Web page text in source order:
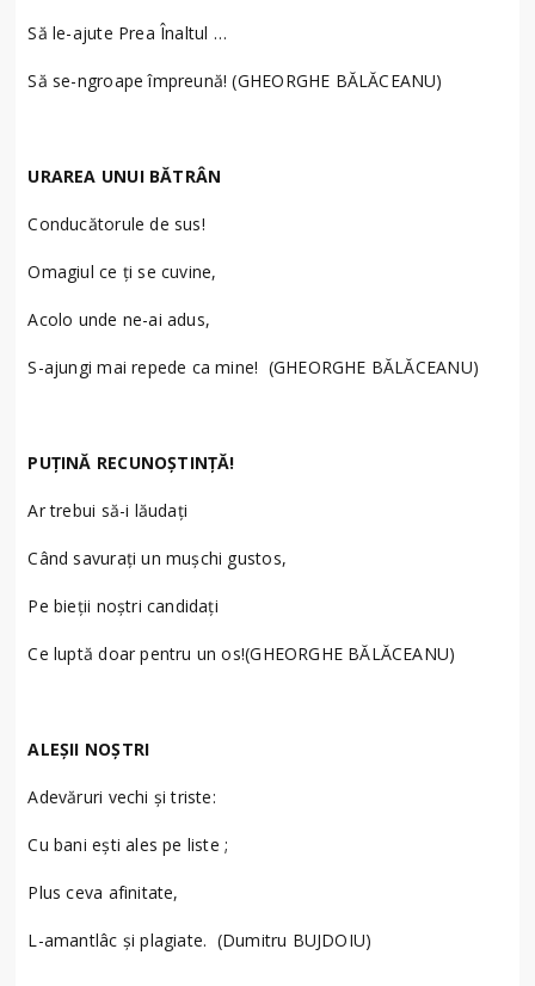
Să le-ajute Prea Înaltul …
Să se-ngroape împreună! (GHEORGHE BĂLĂCEANU)
URAREA UNUI BĂTRÂN
Conducătorule de sus!
Omagiul ce ţi se cuvine,
Acolo unde ne-ai adus,
S-ajungi mai repede ca mine! (GHEORGHE BĂLĂCEANU)
PUȚINĂ RECUNOȘTINȚĂ!
Ar trebui să-i lăudaţi
Când savuraţi un muşchi gustos,
Pe bieţii noştri candidaţi
Ce luptă doar pentru un os!(GHEORGHE BĂLĂCEANU)
ALEȘII NOȘTRI
Adevăruri vechi și triste:
Cu bani ești ales pe liste ;
Plus ceva afinitate,
L-amantlâc și plagiate. (Dumitru BUJDOIU)